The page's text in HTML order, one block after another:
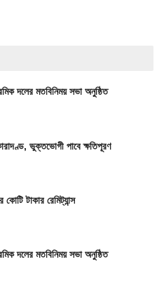
দলের মতবিনিময় সভা অনুষ্ঠিত
ভুক্তভোগী পাবে ক্ষতিপূরণ
টাকার রেমিট্যান্স
দলের মতবিনিময় সভা অনুষ্ঠিত